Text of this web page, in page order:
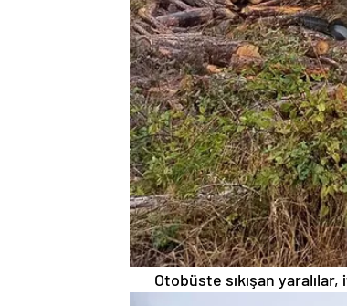
Otobüste sıkışan